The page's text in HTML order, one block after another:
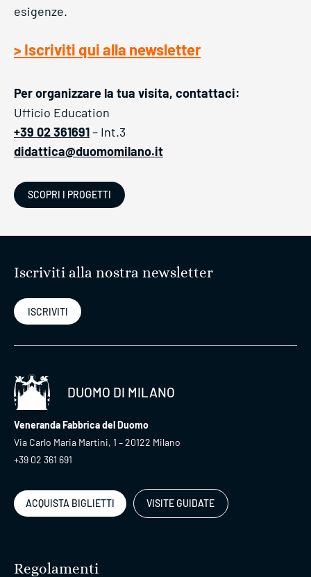
esigenze.
> Iscriviti qui alla newsletter
Per organizzare la tua visita, contattaci:
Ufficio Education
+39 02 361691– Int.3
didattica@duomomilano.it
SCOPRI I PROGETTI
Iscriviti alla nostra newsletter
ISCRIVITI
DUOMO DI MILANO
Veneranda Fabbrica del Duomo
Via Carlo Maria Martini, 1 – 20122 Milano
+39 02 361 691
ACQUISTA BIGLIETTI VISITE GUIDATE
Regolamenti